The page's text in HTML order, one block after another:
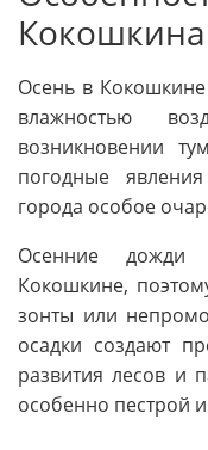
Осень в Кокошкине
влажностью
возникновении
погодные
города особое
Осенние дожди
Кокошкине,
зонты или
осадки создают
развития лесов и
особенно пестрой